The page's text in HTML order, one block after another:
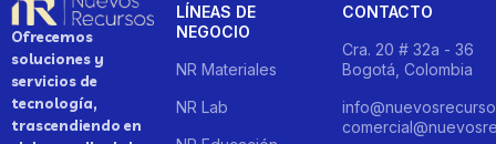
Ofrecemos
soluciones y
servicios de
tecnología,
trascendiendo en
LÍNEAS DE
NEGOCIO
NR Materiales
NR Lab
CONTACTO
Cra. 20 # 32a - 36
Bogotá, Colombia